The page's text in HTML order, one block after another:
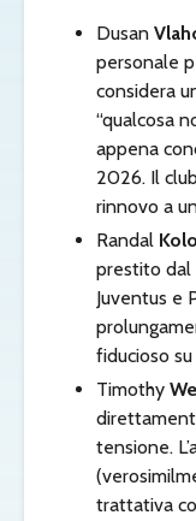
Dusan
personale
considera
“qualcosa
appena
2026. Il
rinnovo a
Randal
prestito dal
Juventus e
fiducioso
Timothy
tensione.
trattativa